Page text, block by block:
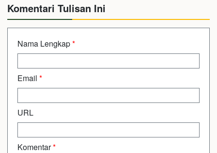
Komentari Tulisan Ini
Nama Lengkap*
Email *
URL
Komentar*